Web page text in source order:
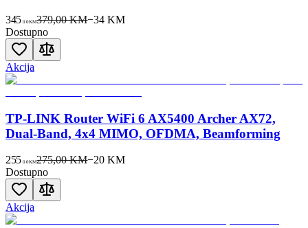
345 00KM379,00 KM−34 KM
Dostupno
Akcija
TP-LINK Router WiFi 6 AX5400 Archer AX72,
Dual-Band, 4x4 MIMO, OFDMA, Beamforming
255 00KM275,00 KM−20 KM
Dostupno
Akcija